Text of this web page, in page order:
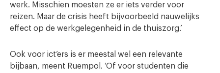
werk. Misschien moesten ze er iets verder voor
reizen. Maar de crisis heeft bijvoorbeeld nauwelijks
effect op de werkgelegenheid in de thuiszorg.’
Ook voor ict’ers is er meestal wel een relevante
bijbaan, meent Ruempol. ‘Of voor studenten die